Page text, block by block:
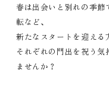
春は出会いと別れの季
転など、
新たなスタートを迎える
それぞれの門出を祝う
ませんか？